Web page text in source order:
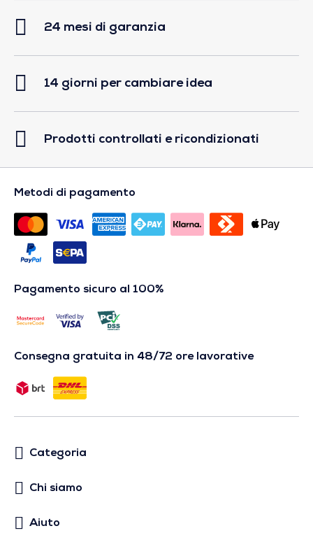
24 mesi di garanzia
14 giorni per cambiare idea
Prodotti controllati e ricondizionati
Metodi di pagamento
Pagamento sicuro al 100%
Consegna gratuita in 48/72 ore lavorative
Categoria
Chi siamo
Aiuto